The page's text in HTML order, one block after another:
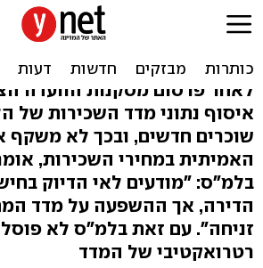
הלמ"ס על החישוב
של מחירי השכירות:
לאחר פרסום מסקנות הוועדה
איסוף נתוני מדד השכירות של
שוכרים חדשים, ובכך לא משקף
האמיתית במחירי השכירות,
בלמ"ס: "מודעים לאי הדיוק
הדירה, אך ההשפעה על מדד
זניחה". עם זאת בלמ"ס לא
רטרואקטיבי של המדד